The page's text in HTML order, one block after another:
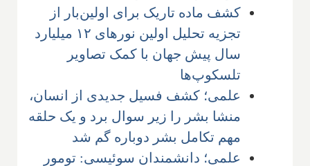
کشف ماده تاریک برای اولین‌بار از
تجزیه تحلیل اولین نورهای ۱۲ میلیارد
سال پیش جهان با کمک تصاویر
تلسکوپ‌ها
علمی؛ کشف فسیل جدیدی از انسان،
‌منشا بشر را زیر سوال برد و یک حلقه
مهم تکامل بشر دوباره گم شد
علمی؛ دانشمندان سوئیسی: تومور